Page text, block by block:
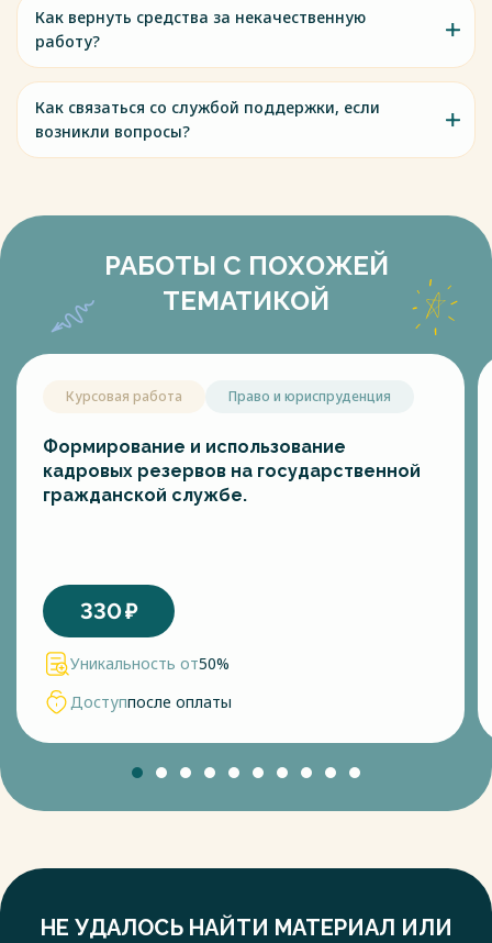
Как вернуть средства за некачественную
работу?
Как связаться со службой поддержки, если
возникли вопросы?
РАБОТЫ С ПОХОЖЕЙ
ТЕМАТИКОЙ
Курсовая работа Право и юриспруденция
Формирование и использование
кадровых резервов на государственной
гражданской службе.
330₽
Уникальность от50%
Доступпосле оплаты
НЕ УДАЛОСЬ НАЙТИ МАТЕРИАЛ ИЛИ